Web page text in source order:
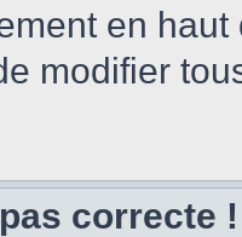
en
modifier
pas correcte !